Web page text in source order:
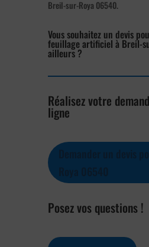
Breil-sur-Roya 06540.
Vous souhaitez un devis
feuillage artificiel à Breil-
ailleurs ?
Réalisez votre
ligne
Posez vos questions !